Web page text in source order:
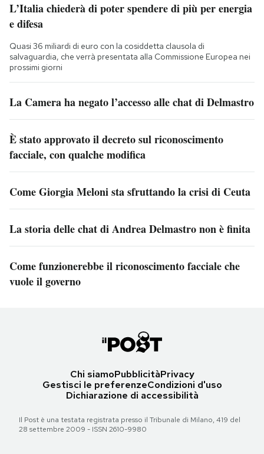
L’Italia chiederà di poter spendere di più per energia
e difesa
Quasi 36 miliardi di euro con la cosiddetta clausola di
salvaguardia, che verrà presentata alla Commissione Europea nei
prossimi giorni
La Camera ha negato l’accesso alle chat di Delmastro
È stato approvato il decreto sul riconoscimento
facciale, con qualche modifica
Come Giorgia Meloni sta sfruttando la crisi di Ceuta
La storia delle chat di Andrea Delmastro non è finita
Come funzionerebbe il riconoscimento facciale che
vuole il governo
Chi siamoPubblicitàPrivacy
Gestisci le preferenzeCondizioni d'uso
Dichiarazione di accessibilità
Il Post è una testata registrata presso il Tribunale di Milano, 419 del
28 settembre 2009 - ISSN 2610-9980